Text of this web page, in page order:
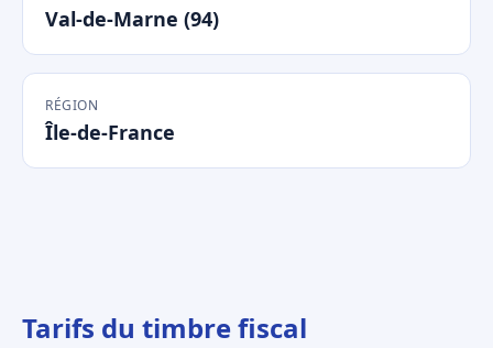
Val-de-Marne (94)
RÉGION
Île-de-France
Tarifs du timbre fiscal